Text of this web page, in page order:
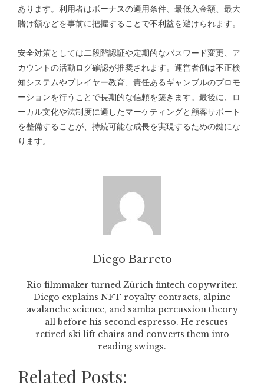
あります。利用者はボーナスの適用条件、最低入金額、最大
賭け額などを事前に把握することで不利益を避けられます。
安全対策としては二段階認証や定期的なパスワード変更、ア
カウントの活動ログ確認が推奨されます。運営者側は不正検
知システムやプレイヤー教育、責任あるギャンブルのプロモ
ーションを行うことで長期的な信頼を築きます。最後に、ロ
ーカル文化や法制度に適したマーケティングと顧客サポート
を整備することが、持続可能な成長を実現するための鍵にな
ります。
Diego Barreto
Rio filmmaker turned Zürich fintech copywriter.
Diego explains NFT royalty contracts, alpine
avalanche science, and samba percussion theory
—all before his second espresso. He rescues
retired ski lift chairs and converts them into
reading swings.
Related Posts: